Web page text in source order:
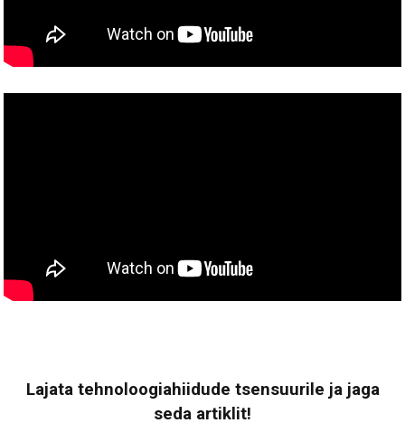
Lajata tehnoloogiahiidude tsensuurile ja jaga
seda artiklit!